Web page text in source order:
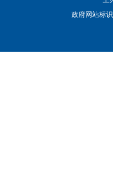
政府网站